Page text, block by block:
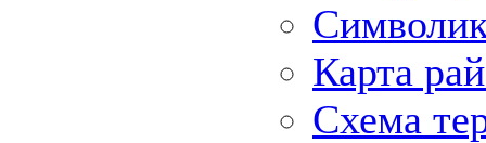
Карта
Схема